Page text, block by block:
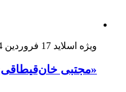
ویژه اسلاید 17 فروردین 1404
«مجتبی